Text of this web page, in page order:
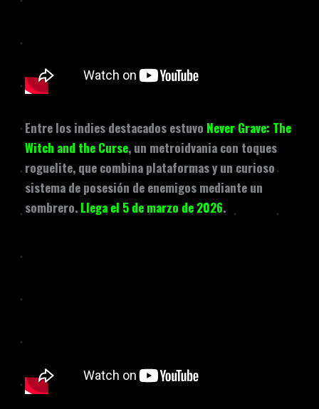
Entre los indies destacados estuvo Never Grave: The
Witch and the Curse, un metroidvania con toques
roguelite, que combina plataformas y un curioso
sistema de posesión de enemigos mediante un
sombrero. Llega el 5 de marzo de 2026.